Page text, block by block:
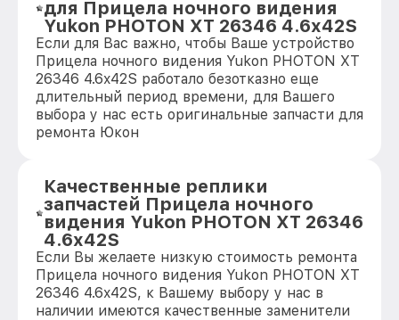
для Прицела ночного видения
Yukon PHOTON XT 26346 4.6x42S
Если для Вас важно, чтобы Ваше устройство
Прицела ночного видения Yukon PHOTON XT
26346 4.6x42S работало безотказно еще
длительный период времени, для Вашего
выбора у нас есть оригинальные запчасти для
ремонта Юкон
Качественные реплики
запчастей Прицела ночного
видения Yukon PHOTON XT 26346
4.6x42S
Если Вы желаете низкую стоимость ремонта
Прицела ночного видения Yukon PHOTON XT
26346 4.6x42S, к Вашему выбору у нас в
наличии имеются качественные заменители